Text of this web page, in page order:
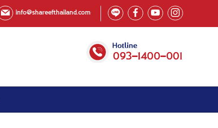
info@shareefthailand.com